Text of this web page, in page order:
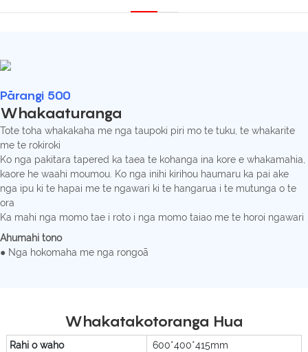
Pārangi 500
Whakaaturanga
Tote toha whakakaha me nga taupoki piri mo te tuku, te whakarite
me te rokiroki
Ko nga pakitara tapered ka taea te kohanga ina kore e whakamahia,
kaore he waahi moumou. Ko nga inihi kirihou haumaru ka pai ake
nga ipu ki te hapai me te ngawari ki te hangarua i te mutunga o te
ora
Ka mahi nga momo tae i roto i nga momo taiao me te horoi ngawari
Ahumahi tono
● Nga hokomaha me nga rongoā
Whakatakotoranga Hua
Rahi o waho
600*400*415mm